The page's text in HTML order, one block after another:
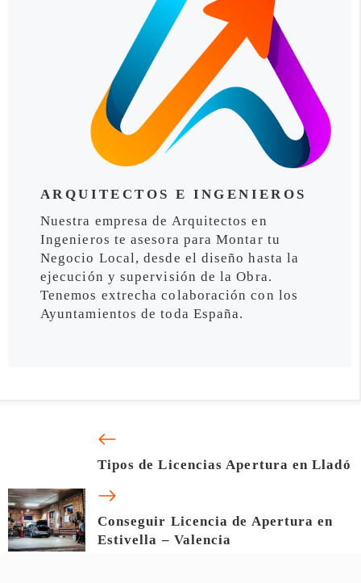
ARQUITECTOS E INGENIEROS
Nuestra empresa de Arquitectos en
Ingenieros te asesora para Montar tu
Negocio Local, desde el diseño hasta la
ejecución y supervisión de la Obra.
Tenemos extrecha colaboración con los
Ayuntamientos de toda España.
Tipos de Licencias Apertura en Lladó
Conseguir Licencia de Apertura en
Estivella – Valencia